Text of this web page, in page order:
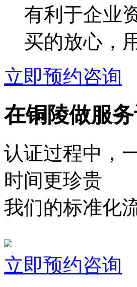
有利于企业
买的放心，
立即预约咨询
在铜陵做服
认证过程中，
时间更珍贵
我们的标准化
立即预约咨询